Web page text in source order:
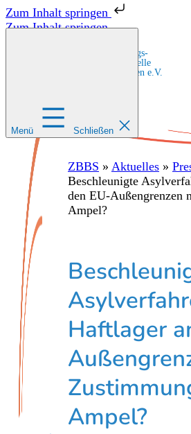
Zum Inhalt springen
Zum Inhalt springen
Zentrale Bildungs-
und Beratungsstelle
für Migrant:innen e.V.
Menü Schließen
ZBBS » Aktuelles »
Beschleunigte
den EU-Außengrenzen
Ampel?
Haftlager
Ampel?